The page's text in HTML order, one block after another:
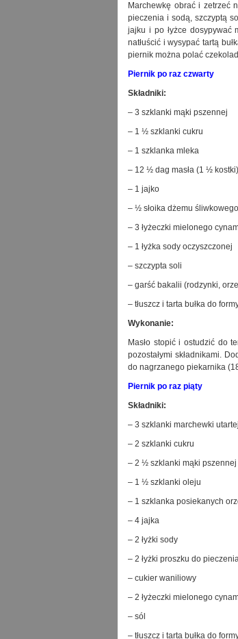
Marchewkę obrać i zetrzeć
pieczenia i sodą, szczyptą
jajku i po łyżce dosypywać
natłuścić i wysypać tartą
piernik można polać
Piernik po raz czwarty
Składniki:
– 3 szklanki mąki pszennej
– 1 ½ szklanki cukru
– 1 szklanka mleka
– 12 ½ dag masła (1 ½ kostki)
– 1 jajko
– ½ słoika dżemu śliwkowego
– 3 łyżeczki mielonego
– 1 łyżka sody oczyszczonej
– szczypta soli
– garść bakalii (rodzynki,
– tłuszcz i tarta bułka do
Wykonanie:
Masło stopić i ostudzić do
pozostałymi składnikami.
do nagrzanego piekarnika
Piernik po raz piąty
Składniki:
– 3 szklanki marchewki
– 2 szklanki cukru
– 2 ½ szklanki mąki pszennej
– 1 ½ szklanki oleju
– 1 szklanka posiekanych
– 4 jajka
– 2 łyżki sody
– 2 łyżki proszku do
– cukier waniliowy
– 2 łyżeczki mielonego
– sól
– tłuszcz i tarta bułka do